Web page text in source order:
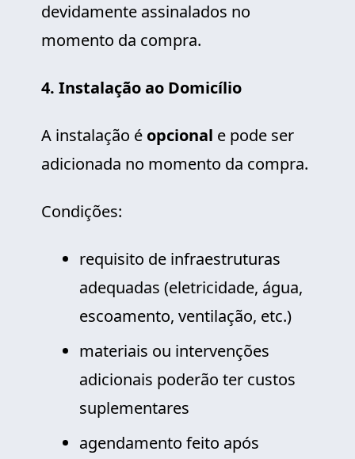
devidamente assinalados no
momento da compra.
4. Instalação ao Domicílio
A instalação é opcional e pode ser
adicionada no momento da compra.
Condições:
requisito de infraestruturas
adequadas (eletricidade, água,
escoamento, ventilação, etc.)
materiais ou intervenções
adicionais poderão ter custos
suplementares
agendamento feito após